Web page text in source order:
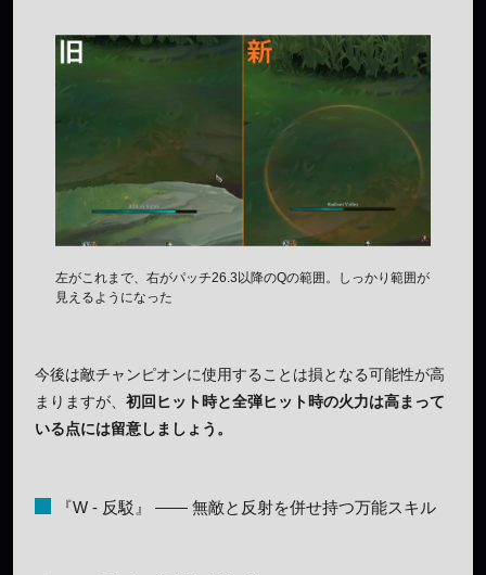
左がこれまで、右がパッチ26.3以降のQの範囲。しっかり範囲が
見えるようになった
今後は敵チャンピオンに使用することは損となる可能性が高
まりますが、 初回ヒット時と全弾ヒット時の火力は高まって
いる点には留意しましょう。
『W - 反駁』 ―― 無敵と反射を併せ持つ万能スキル